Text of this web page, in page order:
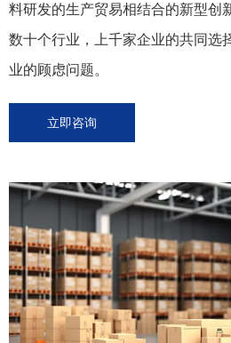
料研发的生产贸易相结合的新型创
数十个行业，上千家企业的共同选
业的顾虑问题。
立即咨询